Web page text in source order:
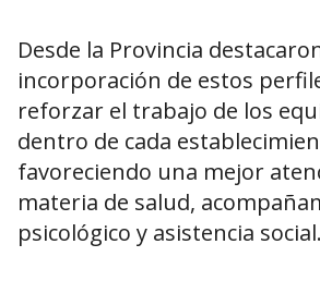
Desde la Provincia
incorporación de estos
reforzar el trabajo de los
dentro de cada
favoreciendo una mejor
materia de salud,
psicológico y asistencia social.